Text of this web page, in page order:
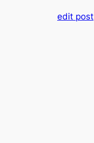
edit post